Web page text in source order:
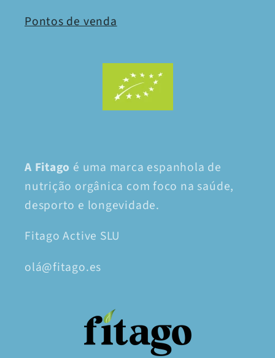
Pontos de venda
A Fitago é uma marca espanhola de
nutrição orgânica com foco na saúde,
desporto e longevidade.
Fitago Active SLU
olá@fitago.es